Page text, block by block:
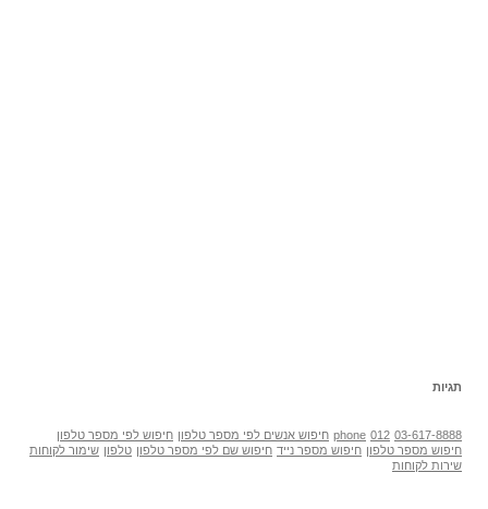
תגיות
03-617-8888
012
phone חיפוש אנשים לפי מספר טלפון חיפוש לפי מספר טלפון
חיפוש מספר טלפון חיפוש מספר נייד חיפוש שם לפי מספר טלפון טלפון שימור לקוחות
שירות לקוחות